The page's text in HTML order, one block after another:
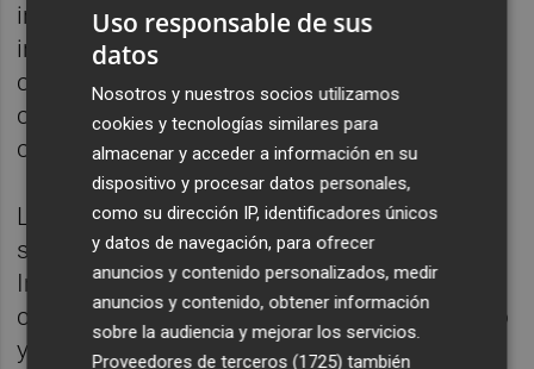
internacional y con el apoyo en el
intercambio de conocimiento tecnológico,
con LaLigaSportsTV (la OTT de LaLiga)
como el principal ejemplo de esta
colaboración.
La entrada de CVC Capital Partners como
socio industrial a través del proyecto LaLiga
Impulso, así como la responsabilidad de los
clubes españoles en la contención del gasto
y el cumplimiento del Control Económico,
Uso responsable de sus
datos
Nosotros y nuestros socios utilizamos
cookies y tecnologías similares para
almacenar y acceder a información en su
dispositivo y procesar datos personales,
como su dirección IP, identificadores únicos
y datos de navegación, para ofrecer
anuncios y contenido personalizados, medir
anuncios y contenido, obtener información
sobre la audiencia y mejorar los servicios.
Proveedores de terceros (1725) también